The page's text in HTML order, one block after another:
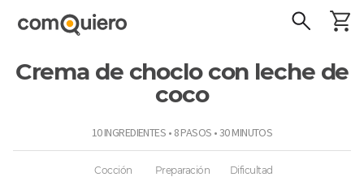
Crema de choclo con leche de
coco
10 INGREDIENTES • 8 PASOS • 30 MINUTOS
Cocción Preparación Dificultad